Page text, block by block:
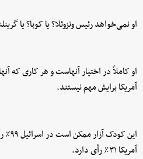
او نمی‌خواهد رئیس ونزوئلا؟ یا کوبا؟ یا
او کاملاً در اختیار آنهاست و هر کاری که
آمریکا برایش مهم نیستند.
این
آمریکا ۳۱٪ رأی دارد.